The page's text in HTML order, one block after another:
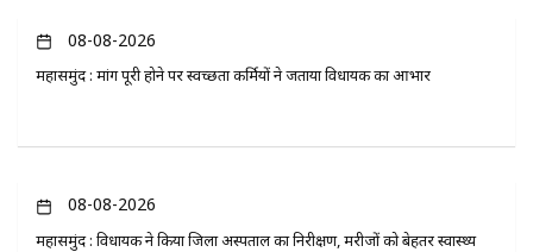
08-08-2026
महासमुंद : मांग पूरी होने पर स्वच्छता कर्मियों ने जताया विधायक का आभार
08-08-2026
महासमुंद : विधायक ने किया जिला अस्पताल का निरीक्षण, मरीजों को बेहतर स्वास्थ्य